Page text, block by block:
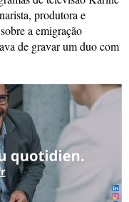
produtora e
a emigração
de gravar um duo com